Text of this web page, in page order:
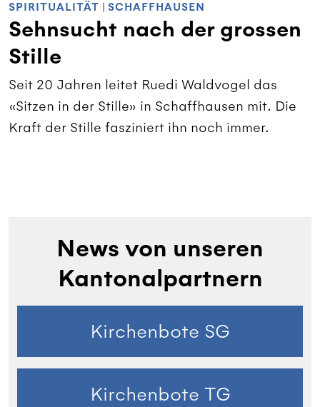
SPIRITUALITÄT | SCHAFFHAUSEN
Sehnsucht nach der grossen
Stille
Seit 20 Jahren leitet Ruedi Waldvogel das
«Sitzen in der Stille» in Schaffhausen mit. Die
Kraft der Stille fas­ziniert ihn noch immer.
News von unseren
Kantonalpartnern
Kirchenbote SG
Kirchenbote TG